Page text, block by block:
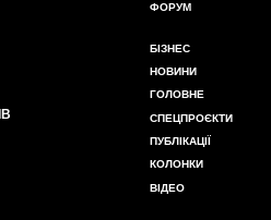
ФОРУМ
БІЗНЕС
НОВИНИ
ГОЛОВНЕ
СПЕЦПРОЄКТИ
ПУБЛІКАЦІЇ
КОЛОНКИ
ВІДЕО